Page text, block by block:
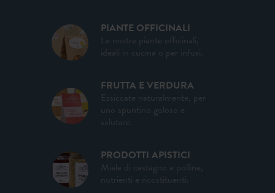
PIANTE OFFICINALI
Le nostre piante officinali,
ideali in cucina o per infusi.
FRUTTA E VERDURA
Essiccate naturalmente, per
uno spuntino goloso e
salutare.
PRODOTTI APISTICI
Miele di castagno e polline,
nutrienti e ricostituenti.